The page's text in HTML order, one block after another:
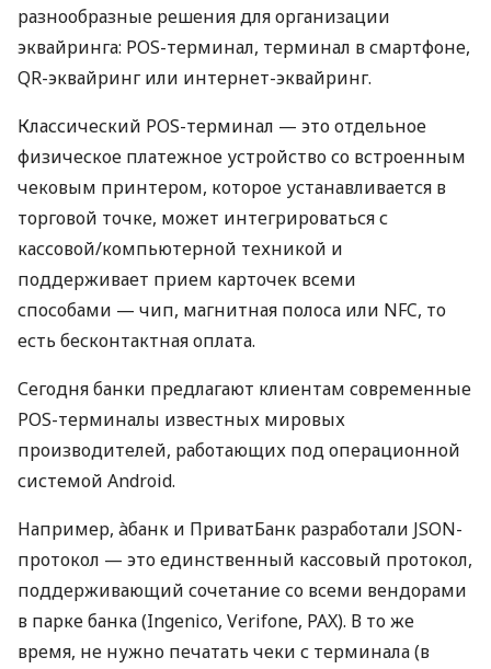
разнообразные решения для организации
эквайринга: POS-терминал, терминал в смартфоне,
QR-эквайринг или интернет-эквайринг.
Классический POS-терминал — это отдельное
физическое платежное устройство со встроенным
чековым принтером, которое устанавливается в
торговой точке, может интегрироваться с
кассовой/компьютерной техникой и
поддерживает прием карточек всеми
способами — чип, магнитная полоса или NFC, то
есть бесконтактная оплата.
Сегодня банки предлагают клиентам современные
POS-терминалы известных мировых
производителей, работающих под операционной
системой Android.
Например, àбанк и ПриватБанк разработали JSON-
протокол — это единственный кассовый протокол,
поддерживающий сочетание со всеми вендорами
в парке банка (Ingenico, Verifone, PAX). В то же
время, не нужно печатать чеки с терминала (в